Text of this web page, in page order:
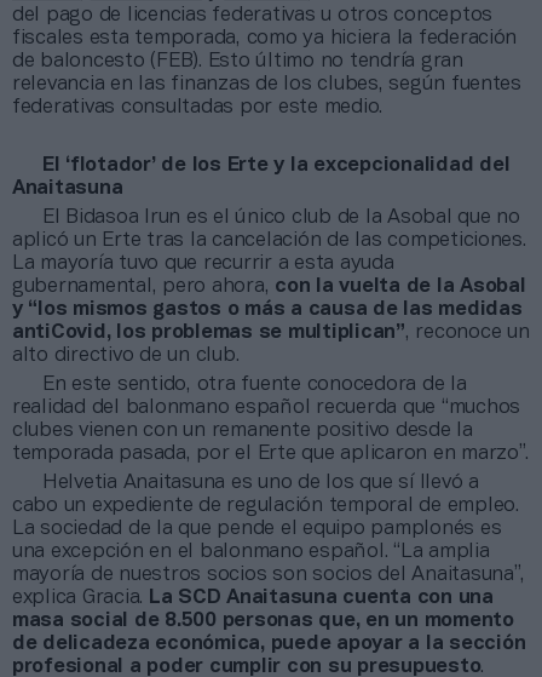
del pago de licencias federativas u otros conceptos
fiscales esta temporada, como ya hiciera la federación
de baloncesto (FEB). Esto último no tendría gran
relevancia en las finanzas de los clubes, según fuentes
federativas consultadas por este medio.
El ‘flotador’ de los Erte y la excepcionalidad del
Anaitasuna
El Bidasoa Irun es el único club de la Asobal que no
aplicó un Erte tras la cancelación de las competiciones.
La mayoría tuvo que recurrir a esta ayuda
gubernamental, pero ahora, con la vuelta de la Asobal
y “los mismos gastos o más a causa de las medidas
antiCovid, los problemas se multiplican”, reconoce un
alto directivo de un club.
En este sentido, otra fuente conocedora de la
realidad del balonmano español recuerda que “muchos
clubes vienen con un remanente positivo desde la
temporada pasada, por el Erte que aplicaron en marzo”.
Helvetia Anaitasuna es uno de los que sí llevó a
cabo un expediente de regulación temporal de empleo.
La sociedad de la que pende el equipo pamplonés es
una excepción en el balonmano español. “La amplia
mayoría de nuestros socios son socios del Anaitasuna”,
explica Gracia. La SCD Anaitasuna cuenta con una
masa social de 8.500 personas que, en un momento
de delicadeza económica, puede apoyar a la sección
profesional a poder cumplir con su presupuesto.